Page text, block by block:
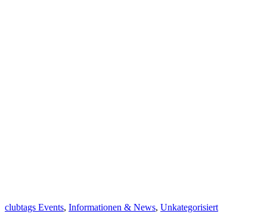
clubtags Events, Informationen & News, Unkategorisiert